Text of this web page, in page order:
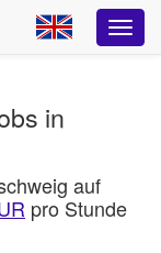
in
auf
pro Stunde